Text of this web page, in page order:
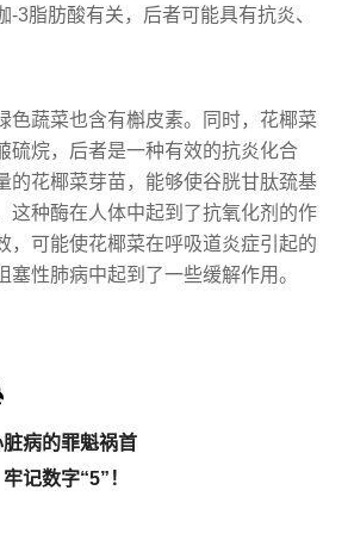
-3脂肪酸有关，后者可能具有抗炎、
色蔬菜也含有槲皮素。同时，花椰菜
硫烷，后者是一种有效的抗炎化合
的花椰菜芽苗，能够使谷胱甘肽巯基
这种酶在人体中起到了抗氧化剂的作
，可能使花椰菜在呼吸道炎症引起的
塞性肺病中起到了一些缓解作用。
脏病的罪魁祸首
记数字“5”！